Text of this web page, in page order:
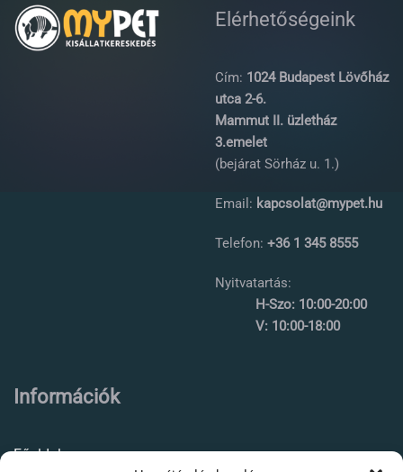
Elérhetőségeink
Cím: 1024 Budapest Lövőház
utca 2-6.
Mammut II. üzletház
3.emelet
(bejárat Sörház u. 1.)
Email: kapcsolat@mypet.hu
Telefon: +36 1 345 8555
Nyitvatartás:
H-Szo: 10:00-20:00
V: 10:00-18:00
Információk
Főoldal